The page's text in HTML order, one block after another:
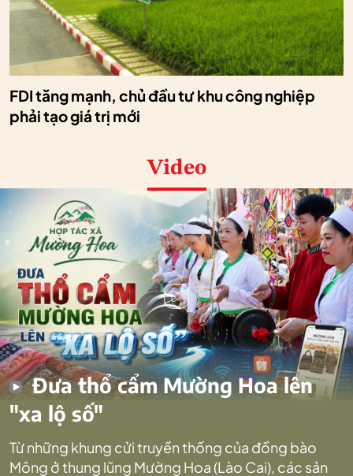
FDI tăng mạnh, chủ đầu tư khu công nghiệp
phải tạo giá trị mới
Video
Đưa thổ cẩm Mường Hoa lên
"xa lộ số"
Từ những khung cửi truyền thống của đồng bào
Mông ở thung lũng Mường Hoa (Lào Cai), các sản